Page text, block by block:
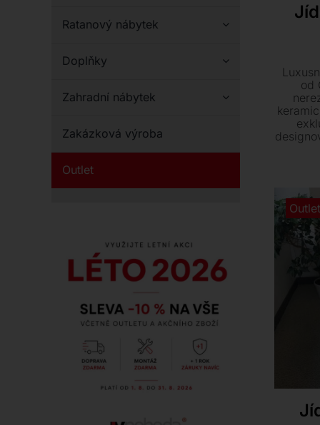
Ratanový nábytek
Doplňky
Zahradní nábytek
Zakázková výroba
Outlet
od
Outlet